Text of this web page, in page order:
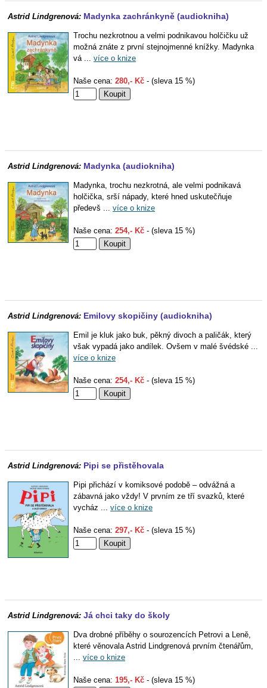
Astrid Lindgrenová: Madynka zachránkyně (audiokniha)
Trochu nezkrotnou a velmi podnikavou holčičku už
možná znáte z první stejnojmenné knížky. Madynka
vá ... více o knize
Naše cena: 280,- Kč - (sleva 15 %)
Astrid Lindgrenová: Madynka (audiokniha)
Madynka, trochu nezkrotná, ale velmi podnikavá
holčička, srší nápady, které hned uskutečňuje
předevš ... více o knize
Naše cena: 254,- Kč - (sleva 15 %)
Astrid Lindgrenová: Emilovy skopičiny (audiokniha)
Emil je kluk jako buk, pěkný divoch a paličák, který
však vypadá jako andílek. Ovšem v malé švédské ...
více o knize
Naše cena: 254,- Kč - (sleva 15 %)
Astrid Lindgrenová: Pipi se přistěhovala
Pipi přichází v komiksové podobě – odvážná a
zábavná jako vždy! V prvním ze tří svazků, které
vycház ... více o knize
Naše cena: 297,- Kč - (sleva 15 %)
Astrid Lindgrenová: Já chci taky do školy
Dva drobné příběhy o sourozencích Petrovi a Leně,
které věnovala Astrid Lindgrenová prvním čtenářům,
... více o knize
Naše cena: 195,- Kč - (sleva 15 %)